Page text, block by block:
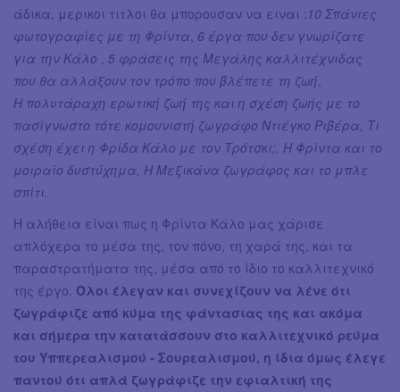
άδικα, μερικοι τιτλοι θα μπορουσαν να ειναι :10 Σπάνιες
φωτογραφίες με τη Φρίντα, 6 έργα που δεν γνωρίζατε
για την Κάλο , 5 φράσεις της Μεγάλης καλλιτέχνιδας
που θα αλλάξουν τον τρόπο που βλέπετε τη ζωή,
Η πολυτάραχη ερωτική ζωή της και η σχέση ζωής με το
πασίγνωστο τότε κομουνιστή ζωγράφο Ντιέγκο Ριβέρα, Τι
σχέση έχει η Φρίδα Κάλο με τον Τρότσκι;, Η Φρίντα και το
μοιραίο δυστύχημα, Η Μεξικάνα ζωγράφος και το μπλε
σπίτι.
Η αλήθεια είναι πως η Φρίντα Κάλο μας χάρισε
απλόχερα το μέσα της, τον πόνο, τη χαρά της, και τα
παραστρατήματα της, μέσα από το ίδιο το καλλιτεχνικό
της έργο. Όλοι έλεγαν και συνεχίζουν να λένε ότι
ζωγράφιζε από κύμα της φάντασιας της και ακόμα
και σήμερα την κατατάσσουν στο καλλιτεχνικό ρεύμα
του Υππερεαλισμού - Σουρεαλισμού, η ίδια όμως έλεγε
παντού ότι απλά ζωγράφιζε την εφιαλτική της